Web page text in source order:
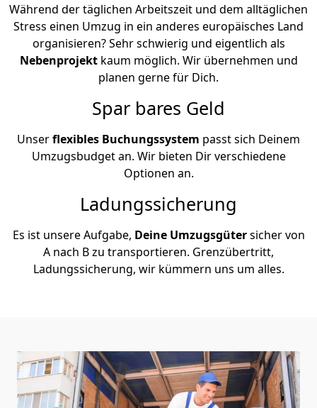
Während der täglichen Arbeitszeit und dem alltäglichen
Stress einen Umzug in ein anderes europäisches Land
organisieren? Sehr schwierig und eigentlich als
Nebenprojekt kaum möglich. Wir übernehmen und
planen gerne für Dich.
Spar bares Geld
Unserflexibles Buchungssystem passt sich Deinem
Umzugsbudget an. Wir bieten Dir verschiedene
Optionen an.
Ladungssicherung
Es ist unsere Aufgabe, Deine Umzugsgütersicher von
A nach B zu transportieren. Grenzübertritt,
Ladungssicherung, wir kümmern uns um alles.